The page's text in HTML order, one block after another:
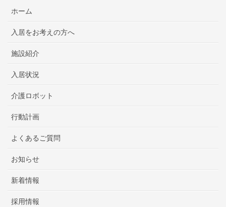
ホーム
入居をお考えの方へ
施設紹介
入居状況
介護ロボット
行動計画
よくあるご質問
お知らせ
新着情報
採用情報